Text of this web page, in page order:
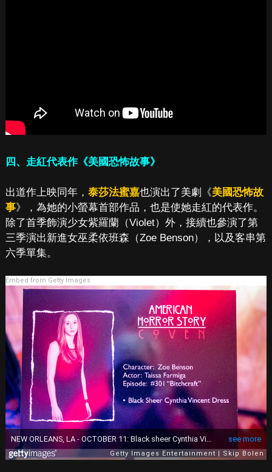
四、走紅代表作《美國恐怖故事》
出道作上映同年， 泰莎法蜜嘉也演出了美劇《美國恐怖故
事》，為她的小螢幕首部作品，也是使她走紅的代表作。
除了首季飾演少女紫羅蘭（Violet）外，接續也參演了第
三季演出新進女巫柔依班森（Zoe Benson），以及客串第
六季單集。
Embed from Getty Images